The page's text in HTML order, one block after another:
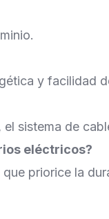
y facilidad
sistema de
eléctricos?
priorice la